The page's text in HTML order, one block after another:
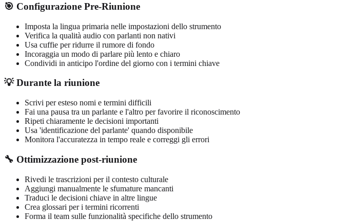
🎯 Configurazione Pre-Riunione
Imposta la lingua primaria nelle impostazioni dello strumento
Verifica la qualità audio con parlanti non nativi
Usa cuffie per ridurre il rumore di fondo
Incoraggia un modo di parlare più lento e chiaro
Condividi in anticipo l'ordine del giorno con i termini chiave
💡 Durante la riunione
Scrivi per esteso nomi e termini difficili
Fai una pausa tra un parlante e l'altro per favorire il riconoscimento
Ripeti chiaramente le decisioni importanti
Usa 'identificazione del parlante' quando disponibile
Monitora l'accuratezza in tempo reale e correggi gli errori
🔧 Ottimizzazione post-riunione
Rivedi le trascrizioni per il contesto culturale
Aggiungi manualmente le sfumature mancanti
Traduci le decisioni chiave in altre lingue
Crea glossari per i termini ricorrenti
Forma il team sulle funzionalità specifiche dello strumento